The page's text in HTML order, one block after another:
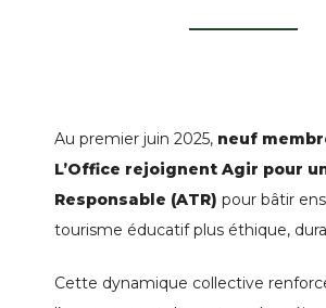
Au premier juin 2025, neuf
L’Office rejoignent Agir pour
Responsable (ATR) pour bâtir
tourisme éducatif plus éthique,
Cette dynamique collective